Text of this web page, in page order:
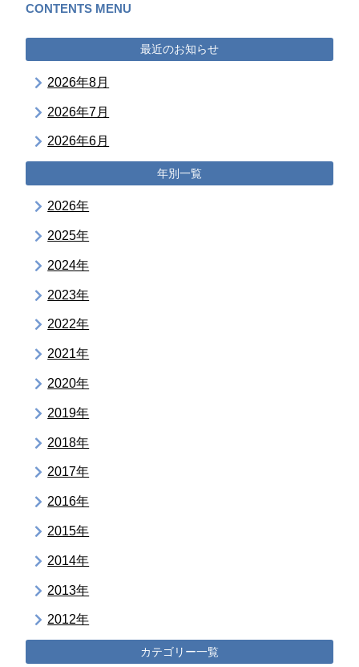
CONTENTS MENU
最近のお知らせ
2026年8月
2026年7月
2026年6月
年別一覧
2026年
2025年
2024年
2023年
2022年
2021年
2020年
2019年
2018年
2017年
2016年
2015年
2014年
2013年
2012年
カテゴリー一覧